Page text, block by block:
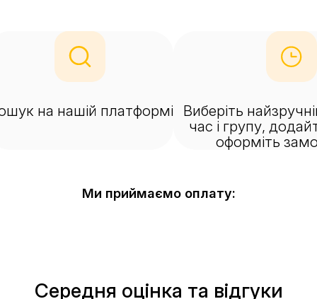
на нашій платформі
Виберіть
час і групу,
оформіть
Ми приймаємо оплату:
Середня оцінка та відгуки